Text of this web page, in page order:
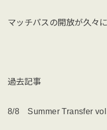
マッチパスの開放が久々
過去記事
8/8 Summer Transfer